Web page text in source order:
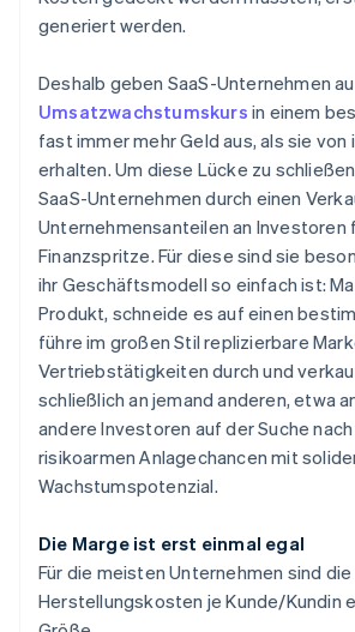
generiert werden.
Deshalb geben SaaS-Unternehmen
Umsatzwachstumskurs in einem
fast immer mehr Geld aus, als sie von
erhalten. Um diese Lücke zu
SaaS-Unternehmen durch einen
Unternehmensanteilen an Investoren
Finanzspritze. Für diese sind sie
ihr Geschäftsmodell so einfach ist:
Produkt, schneide es auf einen
führe im großen Stil replizierbare
Vertriebstätigkeiten durch und
schließlich an jemand anderen, etwa
andere Investoren auf der Suche
risikoarmen Anlagechancen mit
Wachstumspotenzial.
Die Marge ist erst einmal egal
Für die meisten Unternehmen sind die
Herstellungskosten je Kunde/Kundin